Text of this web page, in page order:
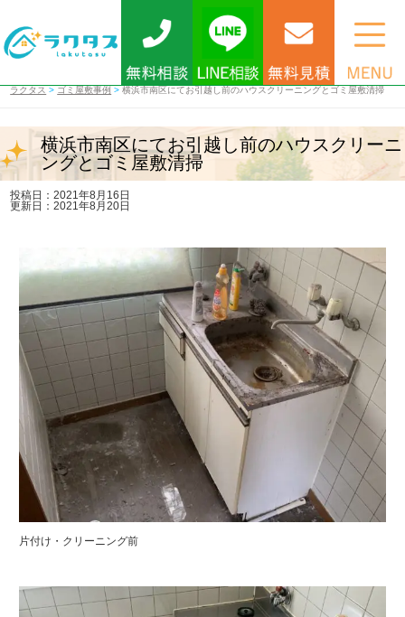
ラクタス > ゴミ屋敷事例 >横浜市南区にてお引越し前のハウスクリーニングとゴミ屋敷清掃
横浜市南区にてお引越し前のハウスクリーニ
ングとゴミ屋敷清掃
投稿日：2021年8月16日
更新日：2021年8月20日
片付け・クリーニング前